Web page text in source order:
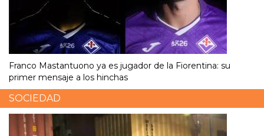
Franco Mastantuono ya es jugador de la Fiorentina: su
primer mensaje a los hinchas
SOCIEDAD